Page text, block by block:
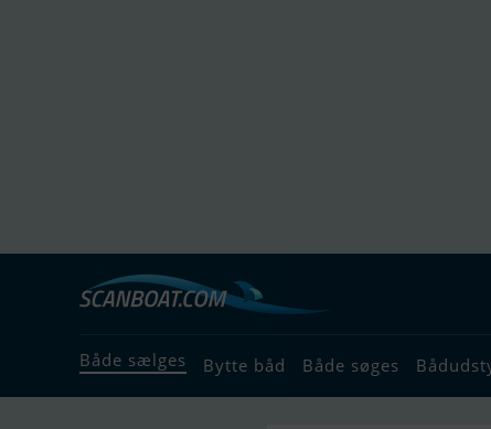
Både sælges Bytte båd Både søges